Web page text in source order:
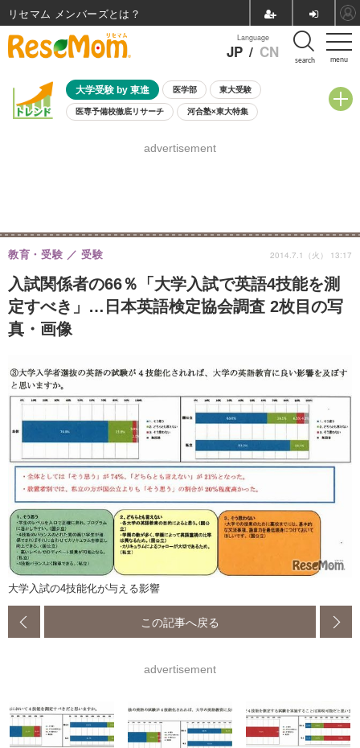
menu
Language
JP / CN search
大学受験 by 東進 医学部 東大受験
医専予備校徹底リサーチ 河合塾×東大特集
8月開催学校説明会・相談会
advertisement
入試関係者の66％「大学入試で英語4技能を測
定すべき」…日本英語検定協会調査 2枚目の写
真・画像
教育・受験 受験 2014.7.1（火） 13:17
大学入試の4技能化が与える影響
この記事へ戻る
advertisement
リセマム メンバーズ